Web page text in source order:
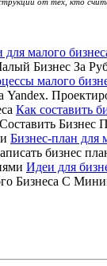
для малого
Бизнес За
малого
Как составить
Бизнес-план для
бизнес
Идеи для
Бизнеса С